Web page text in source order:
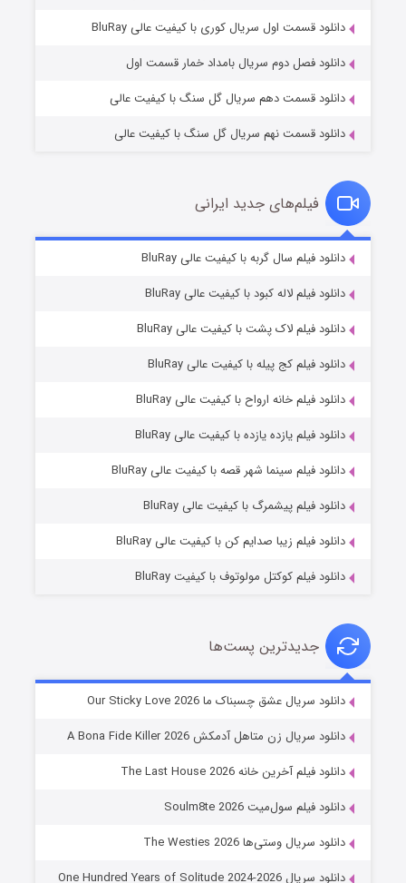
قسمت۱ (زیرنویس) منتشر شد
قسمت۶ (زیرنویس) منتشر شد
شوهر
دانلود قسمت اول سریال کوری با کیفیت عالی BluRay
دانلود فصل دوم سریال بامداد خمار قسمت اول
دانلود قسمت دهم سریال گل سنگ با کیفیت عالی
دانلود قسمت نهم سریال گل سنگ با کیفیت عالی
فیلم‌های جدید ایرانی
دانلود فیلم سال گربه با کیفیت عالی BluRay
دانلود فیلم لاله کبود با کیفیت عالی BluRay
دانلود فیلم لاک پشت با کیفیت عالی BluRay
دانلود فیلم کج‌ پیله با کیفیت عالی BluRay
دانلود فیلم خانه ارواح با کیفیت عالی BluRay
دانلود فیلم یازده یازده با کیفیت عالی BluRay
دانلود فیلم سینما شهر قصه با کیفیت عالی BluRay
دانلود فیلم پیشمرگ با کیفیت عالی BluRay
دانلود فیلم زیبا صدایم کن با کیفیت عالی BluRay
دانلود فیلم کوکتل مولوتوف با کیفیت BluRay
جدیدترین پست‌ها
دانلود سریال عشق چسبناک ما Our Sticky Love 2026
دانلود سریال زن متاهل آدمکش A Bona Fide Killer 2026
دانلود فیلم آخرین خانه The Last House 2026
دانلود فیلم سول‌میت Soulm8te 2026
دانلود سریال وستی‌ها The Westies 2026
دانلود سریال One Hundred Years of Solitude 2024-2026